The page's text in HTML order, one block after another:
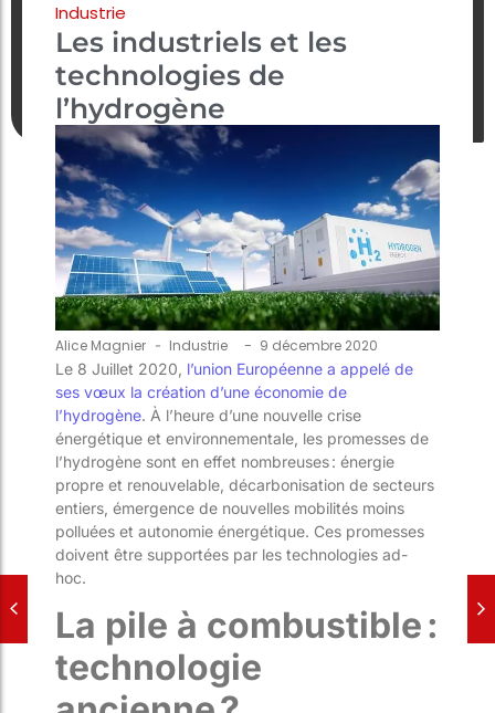
Industrie
Les industriels et les
technologies de
l’hydrogène
Alice Magnier - Industrie - 9 décembre 2020
Le 8 Juillet 2020, l’union Européenne a appelé de
ses vœux la création d’une économie de
l’hydrogène. À l’heure d’une nouvelle crise
énergétique et environnementale, les promesses de
l’hydrogène sont en effet nombreuses : énergie
propre et renouvelable , décarbonisation de secteurs
entiers émergence de nouvelles mobilités moins
polluées et autonomie énergétique. Ces promesses
doivent être supportées par les technologies ad-
hoc.
La pile à combustible :
technologie